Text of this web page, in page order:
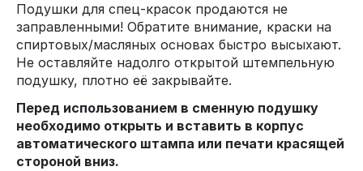
Подушки для спец-красок продаются не
заправленными! Обратите внимание, краски на
спиртовых/масляных основах быстро высыхают.
Не оставляйте надолго открытой штемпельную
подушку, плотно её закрывайте.
Перед использованием в сменную подушку
необходимо открыть и вставить в корпус
автоматического штампа или печати красящей
стороной вниз.